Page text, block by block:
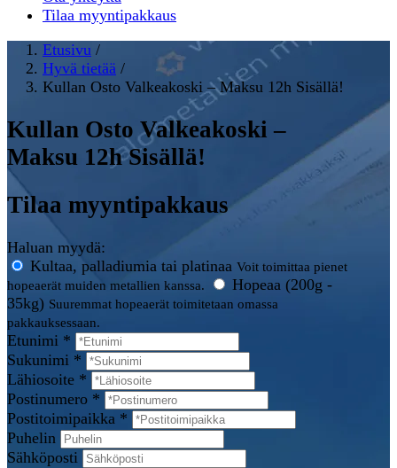
Tilaa myyntipakkaus
Etusivu /
Hyvä tietää /
Kullan Osto Valkeakoski – Maksu 12h Sisällä!
Kullan Osto Valkeakoski –
Maksu 12h Sisällä!
Tilaa myyntipakkaus
Haluan myydä:
Kultaa, palladiumia tai platinaa Voit toimittaa pienet
hopeaerät muiden metallien kanssa.
Hopeaa (200g -
35kg) Suuremmat hopeaerät toimitetaan omassa
pakkauksessaan.
Etunimi *
Sukunimi *
Lähiosoite *
Postinumero *
Postitoimipaikka *
Puhelin
Sähköposti